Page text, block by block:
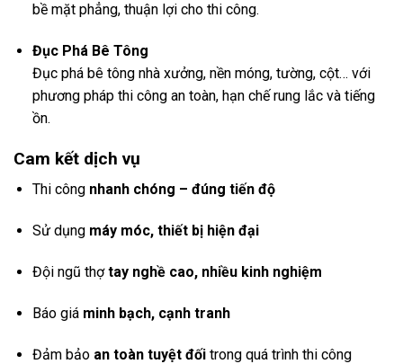
bề mặt phẳng, thuận lợi cho thi công.
Đục Phá Bê Tông
Đục phá bê tông nhà xưởng, nền móng, tường, cột… với
phương pháp thi công an toàn, hạn chế rung lắc và tiếng
ồn.
Cam kết dịch vụ
Thi công nhanh chóng – đúng tiến độ
Sử dụng máy móc, thiết bị hiện đại
Đội ngũ thợtay nghề cao, nhiều kinh nghiệm
Báo giá minh bạch, cạnh tranh
Đảm bảo an toàn tuyệt đốitrong quá trình thi công